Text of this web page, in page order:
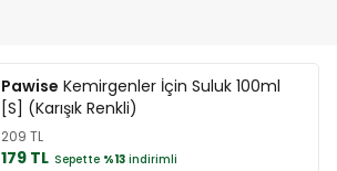
Pawise Kemirgenler İçin Suluk 100ml
[S] (Karışık Renkli)
209 TL
179 TL Sepette %13 indirimli